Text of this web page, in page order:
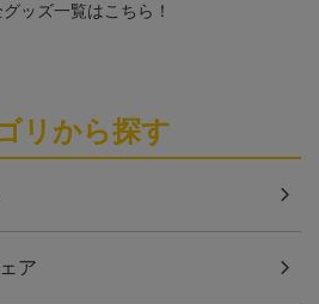
ッズ一覧はこちら！
リから探す
ア